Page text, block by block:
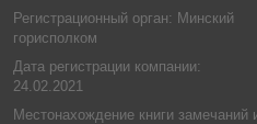
Регистрационный орган: Минский
горисполком
Дата регистрации компании:
24.02.2021
Местонахождение книги замечаний